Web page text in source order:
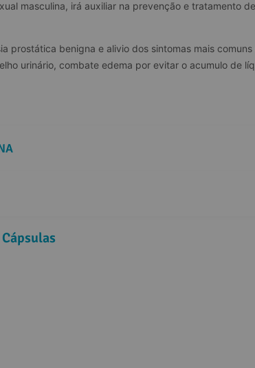
masculina, irá auxiliar na prevenção e tratamento
prostática benigna e alivio dos sintomas mais
urinário, combate edema por evitar o acumulo de